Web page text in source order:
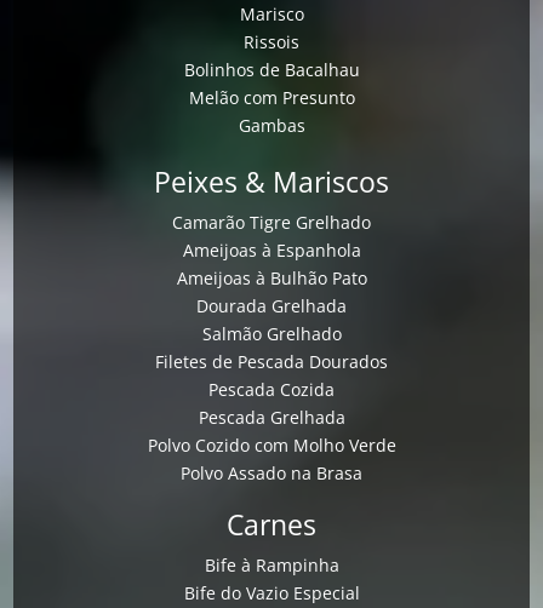
Marisco
Rissois
Bolinhos de Bacalhau
Melão com Presunto
Gambas
Peixes & Mariscos
Camarão Tigre Grelhado
Ameijoas à Espanhola
Ameijoas à Bulhão Pato
Dourada Grelhada
Salmão Grelhado
Filetes de Pescada Dourados
Pescada Cozida
Pescada Grelhada
Polvo Cozido com Molho Verde
Polvo Assado na Brasa
Carnes
Bife à Rampinha
Bife do Vazio Especial